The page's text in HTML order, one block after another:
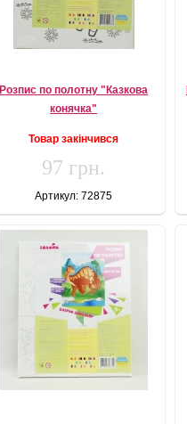
Розпис по полотну "Казкова
конячка"
Товар закінчився
97 грн.
Артикул: 72875